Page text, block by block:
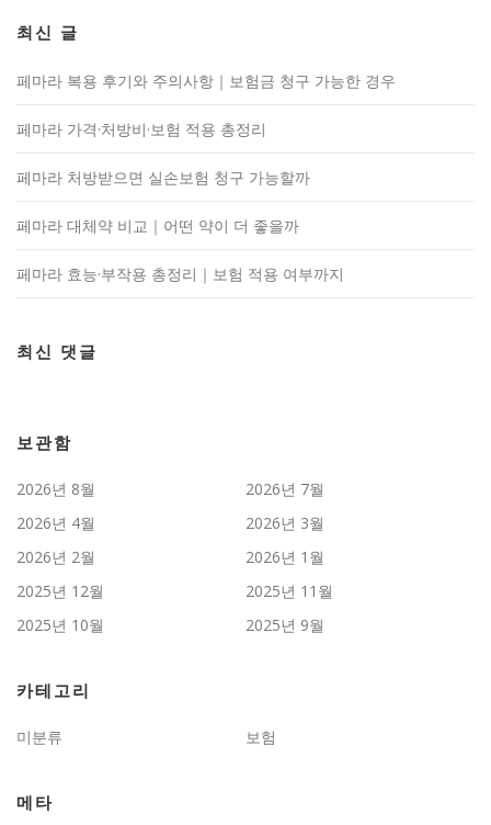
최신 글
페마라 복용 후기와 주의사항｜보험금 청구 가능한 경우
페마라 가격·처방비·보험 적용 총정리
페마라 처방받으면 실손보험 청구 가능할까
페마라 대체약 비교｜어떤 약이 더 좋을까
페마라 효능·부작용 총정리｜보험 적용 여부까지
최신 댓글
보관함
2026년 8월
2026년 7월
2026년 4월
2026년 3월
2026년 2월
2026년 1월
2025년 12월
2025년 11월
2025년 10월
2025년 9월
카테고리
미분류 보험
메타